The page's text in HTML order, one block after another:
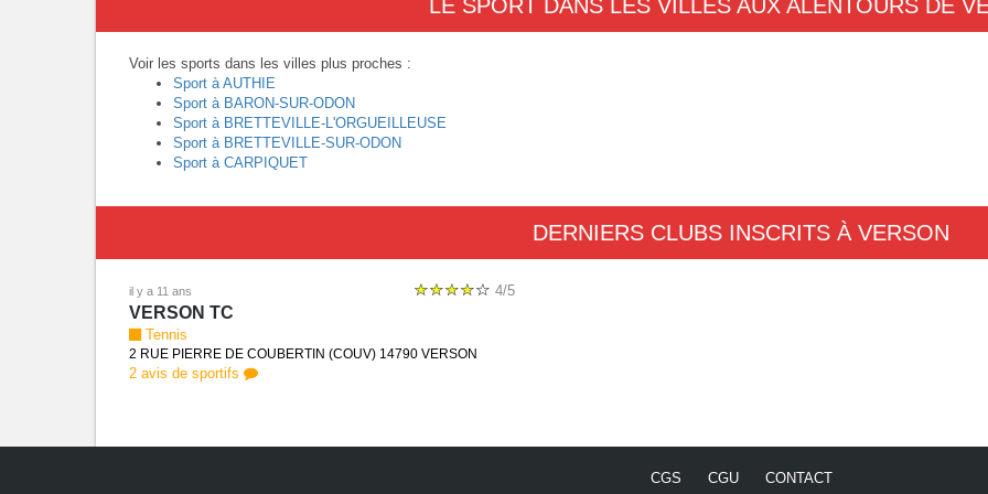
LE SPORT DANS LES VILLES AUX ALENTOURS DE
Voir les sports dans les villes plus proches :
Sport à AUTHIE
Sport à BARON-SUR-ODON
Sport à BRETTEVILLE-L'ORGUEILLEUSE
Sport à BRETTEVILLE-SUR-ODON
Sport à CARPIQUET
DERNIERS CLUBS INSCRITS À VERSON
il y a 11 ans 4/5
VERSON TC
Tennis
2 RUE PIERRE DE COUBERTIN (COUV) 14790 VERSON
2 avis de sportifs
CGS CGU CONTACT